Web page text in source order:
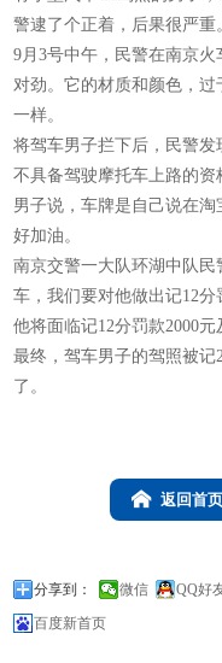
警逮了个正着，后果很严重
9月3号中午，民警在南京
对劲。它的材质和颜色，
一样。
将驾车男子拦下后，民警
不具备驾驶摩托车上路的资
男子说，车牌是自己说在
好加油。
南京交警一大队环湖中队
车，我们要对他做出记12分
他将面临记12分罚款2000
最终，驾车男子的驾照被记
了。
返回首页
分享到： 微信 QQ好
百度新首页